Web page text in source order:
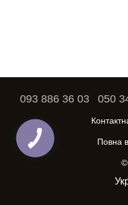
093 886 36 03 050
Повна
©